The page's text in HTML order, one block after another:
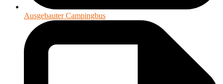
Ausgebauter Campingbus